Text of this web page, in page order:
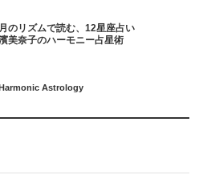
月のリズムで読む、12星座占い